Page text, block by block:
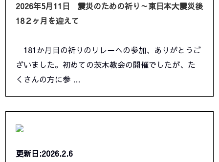
2026年5月11日 震災のための祈り～東日本大震災後
18２ヶ月を迎えて
181か月目の祈りのリレーへの参加、ありがとうご
ざいました。初めての茨木教会の開催でしたが、た
くさんの方に参 …
更新日:2026.2.6